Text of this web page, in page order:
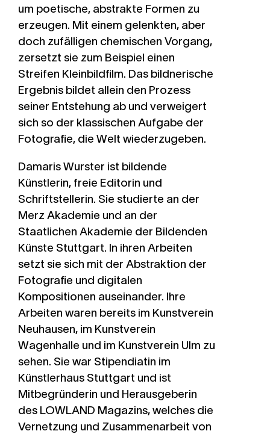
um poetische, abstrakte Formen zu
erzeugen. Mit einem gelenkten, aber
doch zufälligen chemischen Vorgang,
zersetzt sie zum Beispiel einen
Streifen Kleinbildfilm. Das bildnerische
Ergebnis bildet allein den Prozess
seiner Entstehung ab und verweigert
sich so der klassischen Aufgabe der
Fotografie, die Welt wiederzugeben.
Damaris Wurster ist bildende
Künstlerin, freie Editorin und
Schriftstellerin. Sie studierte an der
Merz Akademie und an der
Staatlichen Akademie der Bildenden
Künste Stuttgart. In ihren Arbeiten
setzt sie sich mit der Abstraktion der
Fotografie und digitalen
Kompositionen auseinander. Ihre
Arbeiten waren bereits im Kunstverein
Neuhausen, im Kunstverein
Wagenhalle und im Kunstverein Ulm zu
sehen. Sie war Stipendiatin im
Künstlerhaus Stuttgart und ist
Mitbegründerin und Herausgeberin
des LOWLAND Magazins, welches die
Vernetzung und Zusammenarbeit von